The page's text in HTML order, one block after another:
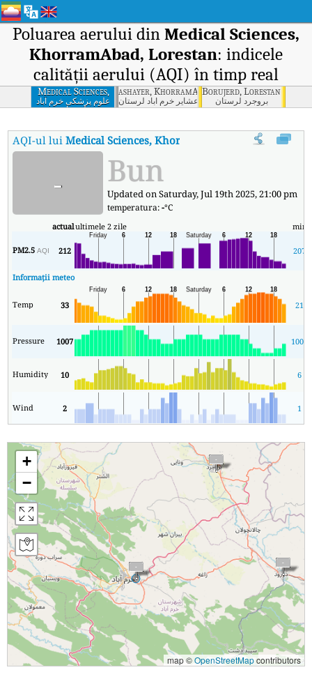
Poluarea aerului din Medical Sciences,
KhorramAbad, Lorestan: indicele
calității aerului (AQI) în timp real
Medical Sciences,
KhorramAbad,
Lorestan
علوم پزشکی خرم آباد
لرستان
ashayer, KhorramAbad, Lorestan
خرم آباد- امور عشایر خرم آباد لرستان
Borujerd, Lorestan
بروجرد لرستان
AQI-ul luiMedical Sciences, KhorramAbad, Lorestan :
- Bun
Updated on Saturday, Jul 19th 2025, 21:00 pm
temperatura:-°C
actualultimele 2 zile min
PM2.5AQI 212 207
Informații meteo
Temp 33 21
Pressure 1007 1005
Humidity 10 6
Wind 2 1
+
−
map ©OpenStreetMapcontributors